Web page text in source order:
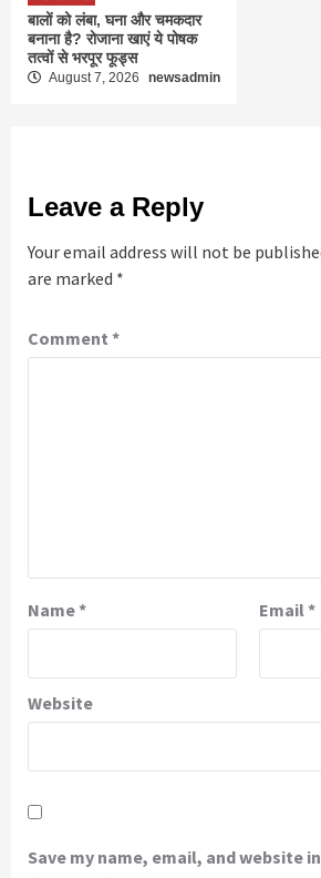
बालों को लंबा, घना और चमकदार
बनाना है? रोजाना खाएं ये पोषक
तत्वों से भरपूर फूड्स
August 7, 2026 newsadmin
Leave a Reply
Your email address will not be
are marked *
Comment *
Name* Email*
Website
Save my name, email, and website